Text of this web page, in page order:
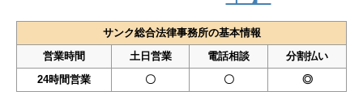
サンク総合法律事務所の基本情報
営業時間
土日営業 電話相談
分割払い
24時間営業
〇 〇 ◎